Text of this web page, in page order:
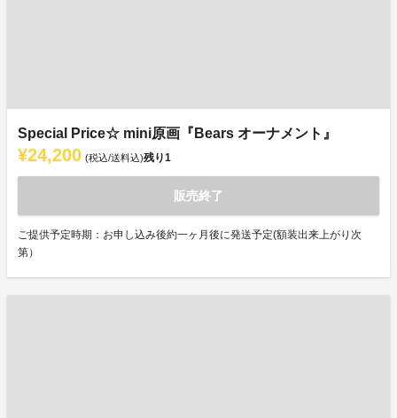
Special Price☆ mini原画『Bears オーナメント』
¥24,200 (税込/送料込)残り1
販売終了
ご提供予定時期：お申し込み後約一ヶ月後に発送予定(額装出来上がり次
第）